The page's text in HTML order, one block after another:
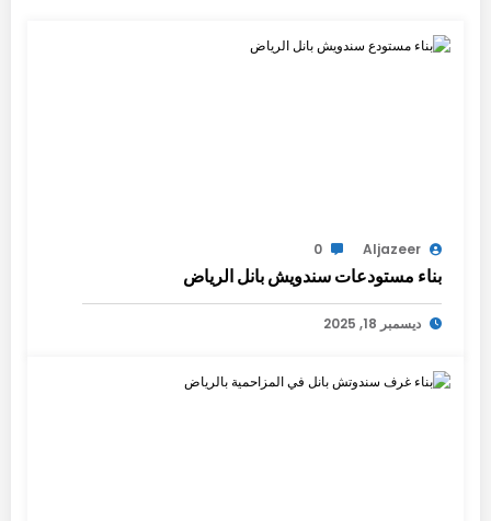
Aljazeer
0
بناء مستودعات سندويش بانل الرياض
ديسمبر 18, 2025